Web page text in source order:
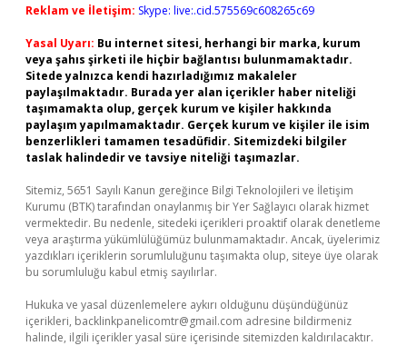
Reklam ve İletişim: Skype: live:.cid.575569c608265c69
Yasal Uyarı: Bu internet sitesi, herhangi bir marka, kurum
veya şahıs şirketi ile hiçbir bağlantısı bulunmamaktadır.
Sitede yalnızca kendi hazırladığımız makaleler
paylaşılmaktadır. Burada yer alan içerikler haber niteliği
taşımamakta olup, gerçek kurum ve kişiler hakkında
paylaşım yapılmamaktadır. Gerçek kurum ve kişiler ile isim
benzerlikleri tamamen tesadüfidir. Sitemizdeki bilgiler
taslak halindedir ve tavsiye niteliği taşımazlar.
Sitemiz, 5651 Sayılı Kanun gereğince Bilgi Teknolojileri ve İletişim
Kurumu (BTK) tarafından onaylanmış bir Yer Sağlayıcı olarak hizmet
vermektedir. Bu nedenle, sitedeki içerikleri proaktif olarak denetleme
veya araştırma yükümlülüğümüz bulunmamaktadır. Ancak, üyelerimiz
yazdıkları içeriklerin sorumluluğunu taşımakta olup, siteye üye olarak
bu sorumluluğu kabul etmiş sayılırlar.
Hukuka ve yasal düzenlemelere aykırı olduğunu düşündüğünüz
içerikleri, backlinkpanelicomtr@gmail.com adresine bildirmeniz
halinde, ilgili içerikler yasal süre içerisinde sitemizden kaldırılacaktır.